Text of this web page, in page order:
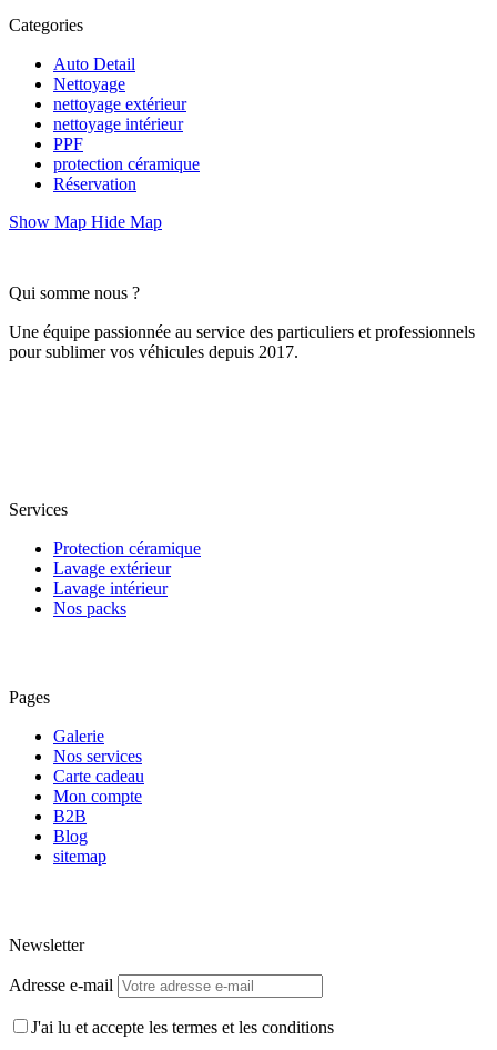
Categories
Auto Detail
Nettoyage
nettoyage extérieur
nettoyage intérieur
PPF
protection céramique
Réservation
Show Map Hide Map
Qui somme nous ?
Une équipe passionnée au service des particuliers et professionnels
pour sublimer vos véhicules depuis 2017.
Services
Protection céramique
Lavage extérieur
Lavage intérieur
Nos packs
Pages
Galerie
Nos services
Carte cadeau
Mon compte
B2B
Blog
sitemap
Newsletter
Adresse e-mail
J'ai lu et accepte les termes et les conditions